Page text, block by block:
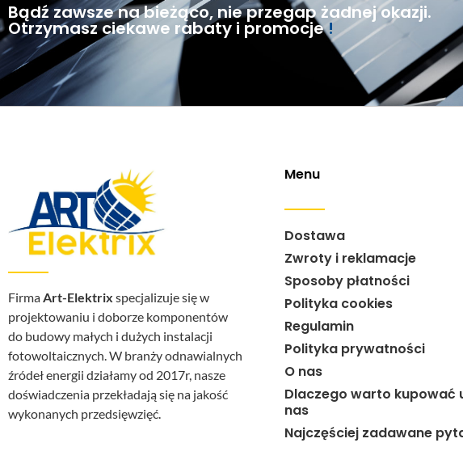
Bądź zawsze na bieżąco, nie przegap żadnej okazji.
Otrzymasz ciekawe rabaty i promocje!
Firma Art-Elektrix specjalizuje się w
projektowaniu i doborze komponentów
do budowy małych i dużych instalacji
fotowoltaicznych. W branży odnawialnych
źródeł energii działamy od 2017r, nasze
doświadczenia przekładają się na jakość
wykonanych przedsięwzięć.
Menu
Dostawa
Zwroty i reklamacje
Sposoby płatności
Polityka cookies
Regulamin
Polityka prywatności
O nas
Dlaczego warto kupować
nas
Najczęściej zadawane